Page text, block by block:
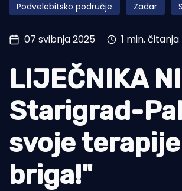
Pomorstvo
Ribolov
Tradicija i kultura
Podvelebitsko područje Zadar
07 svibnja 2025 1 min. čitanja
LIJEČNIKA
Starigrad-
svoje
briga!"